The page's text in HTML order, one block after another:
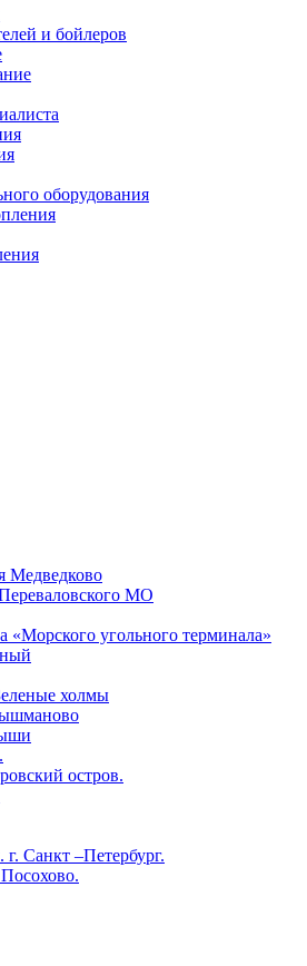
и бойлеров
оборудования
Медведково
МО
«Морского угольного терминала»
холмы
остров.
Санкт –Петербург.